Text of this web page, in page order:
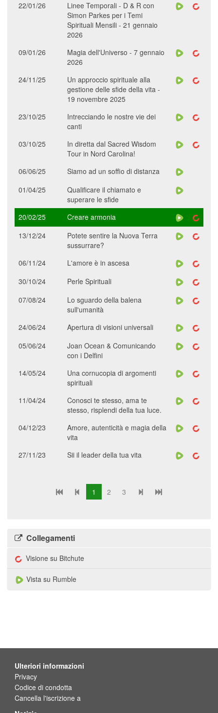
22/01/26
Linee Temporali - D & R con
Simon Parkes per i Temi
Spirituali Mensili - 21 gennaio
2026
09/01/26
Magia dell'Universo - 7 gennaio
2026
24/11/25
Un approccio spirituale alla
gestione delle sfide della vita -
19 novembre 2025
23/10/25
Intrecciando le nostre vie dei
canti
03/10/25
In diretta dal Sacred Wisdom
Tour in Nord Carolina!
06/06/25
Siamo ad un soffio di distanza
01/04/25
Qualificare il chiamato e
superare le sfide
20/02/25
Creare armonia
13/12/24
Potete sentire la Nuova Terra
sussurrare?
06/11/24
L'amore è in ascesa
30/10/24
Perle Spirituali
07/08/24
Lo sguardo della balena
sull'umanità
24/06/24
Apertura di visioni universali
05/06/24
Joan Ocean & Comunicando
con i Delfini
14/05/24
Una cornucopia di argomenti
spirituali
11/04/24
Conosci te stesso, ama te
stesso, risplendi della tua luce.
04/12/23
Amore, autenticità e magia della
vita
27/11/23
Sii il leader della tua vita
1 2 3
Collegamenti
Visione su Bitchute
Vista su Rumble
Ulteriori informazioni
Privacy
Codice di condotta
Cancella l'iscrizione a